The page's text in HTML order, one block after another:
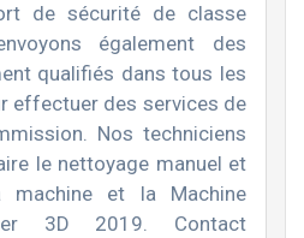
de sécurité de classe
également des
qualifiés dans tous les
effectuer des services de
Nos techniciens
le nettoyage manuel et
et la Machine
3D 2019. Contact